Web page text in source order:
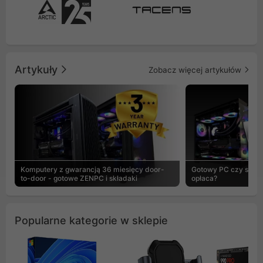
Artykuły Zobacz więcej artykułów
Komputery z gwarancją 36 miesięcy door-
to-door - gotowe ZENPC i składaki
Gotowy PC czy
opłaca?
Popularne kategorie w sklepie